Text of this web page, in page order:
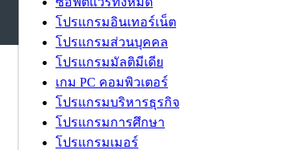
โปรแกรมอินเทอร์เน็ต
โปรแกรมส่วนบุคคล
โปรแกรมมัลติมีเดีย
เกม PC คอมพิวเตอร์
โปรแกรมบริหารธุรกิจ
โปรแกรมการศึกษา
โปรแกรมเมอร์